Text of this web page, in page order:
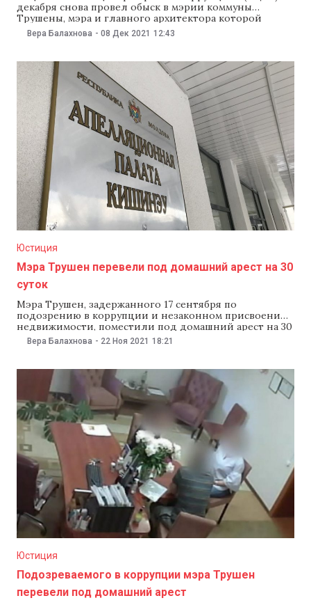
декабря снова провел обыск в мэрии коммуны
Трушены, мэра и главного архитектора которой
подозревают в коррупции и незаконном присвоении
недвижимости. Как сообщили в ведомстве 8 декабря,
задержали бывшего полицейского, который, по
информации следствия, является сообщником
сотрудников мэрии.
Вера Балахнова - 08 Дек 2021 12:43
Юстиция
Мэра Трушен перевели под домашний арест на 30
суток
Мэра Трушен, задержанного 17 сентября по
подозрению в коррупции и незаконном присвоении
недвижимости, поместили под домашний арест на 30
суток. О решении, принятом Апелляционной палатой
22 ноября сообщил Наццентр борьбы с коррупцией.
контролем. Напомним, 14 сентября против мэра
Трушен, главного архитектора, бывшего главы
мунпредприятия
Вера Балахнова - 22 Ноя 2021 18:21
Юстиция
Подозреваемого в коррупции мэра Трушен
перевели под домашний арест